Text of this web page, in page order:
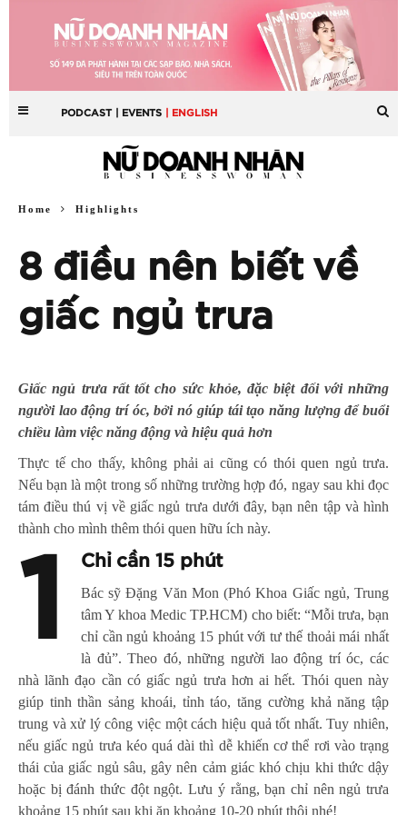
PODCAST | EVENTS | ENGLISH
Home Highlights
8 điều nên biết về
giấc ngủ trưa
Giấc ngủ trưa rất tốt cho sức khỏe, đặc biệt đối với những
người lao động trí óc, bởi nó giúp tái tạo năng lượng để buổi
chiều làm việc năng động và hiệu quả hơn
Thực tế cho thấy, không phải ai cũng có thói quen ngủ trưa.
Nếu bạn là một trong số những trường hợp đó, ngay sau khi đọc
tám điều thú vị về giấc ngủ trưa dưới đây, bạn nên tập và hình
thành cho mình thêm thói quen hữu ích này.
1 Chỉ cần 15 phút
Bác sỹ Đặng Văn Mon (Phó Khoa Giấc ngủ, Trung
tâm Y khoa Medic TP.HCM) cho biết: “Mỗi trưa, bạn
chỉ cần ngủ khoảng 15 phút với tư thế thoải mái nhất
là đủ”. Theo đó, những người lao động trí óc, các
nhà lãnh đạo cần có giấc ngủ trưa hơn ai hết. Thói quen này
giúp tinh thần sảng khoái, tỉnh táo, tăng cường khả năng tập
trung và xử lý công việc một cách hiệu quả tốt nhất. Tuy nhiên,
nếu giấc ngủ trưa kéo quá dài thì dễ khiến cơ thể rơi vào trạng
thái của giấc ngủ sâu, gây nên cảm giác khó chịu khi thức dậy
hoặc bị đánh thức đột ngột. Lưu ý rằng, bạn chỉ nên ngủ trưa
khoảng 15 phút sau khi ăn khoảng 10-20 phút thôi nhé!